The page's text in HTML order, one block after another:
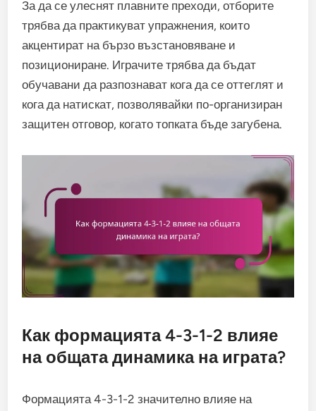
За да се улеснят плавните преходи, отборите
трябва да практикуват упражнения, които
акцентират на бързо възстановяване и
позициониране. Играчите трябва да бъдат
обучавани да разпознават кога да се оттеглят и
кога да натискат, позволявайки по-организиран
защитен отговор, когато топката бъде загубена.
Как формацията 4-3-1-2 влияе
на общата динамика на играта?
Формацията 4-3-1-2 значително влияе на